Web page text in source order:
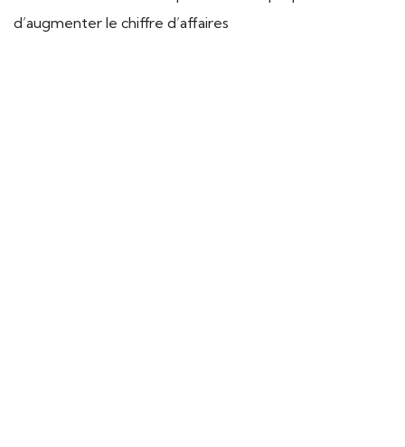
d’augmenter le chiffre d’affaires